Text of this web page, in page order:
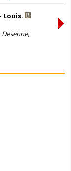
Louis.